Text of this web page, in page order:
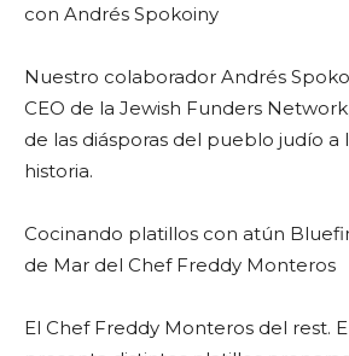
con Andrés Spokoiny
Nuestro colaborador Andrés
CEO de la Jewish Funders
de las diásporas del pueblo judío a
historia.
Cocinando platillos con atún
de Mar del Chef Freddy Monteros
El Chef Freddy Monteros del rest.